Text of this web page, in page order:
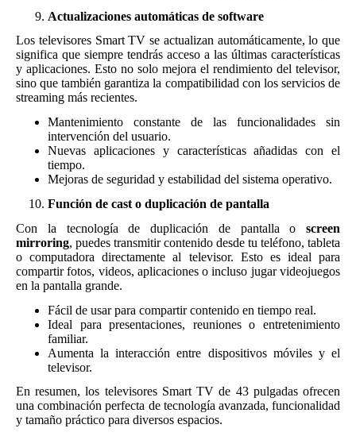
Actualizaciones automáticas de software
Los televisores Smart TV se actualizan automáticamente, lo que
significa que siempre tendrás acceso a las últimas características
y aplicaciones. Esto no solo mejora el rendimiento del televisor,
sino que también garantiza la compatibilidad con los servicios de
streaming más recientes.
Mantenimiento constante de las funcionalidades sin
intervención del usuario.
Nuevas aplicaciones y características añadidas con el
tiempo.
Mejoras de seguridad y estabilidad del sistema operativo.
Función de cast o duplicación de pantalla
Con la tecnología de duplicación de pantalla o screen
mirroring, puedes transmitir contenido desde tu teléfono, tableta
o computadora directamente al televisor. Esto es ideal para
compartir fotos, videos, aplicaciones o incluso jugar videojuegos
en la pantalla grande.
Fácil de usar para compartir contenido en tiempo real.
Ideal para presentaciones, reuniones o entretenimiento
familiar.
Aumenta la interacción entre dispositivos móviles y el
televisor.
En resumen, los televisores Smart TV de 43 pulgadas ofrecen
una combinación perfecta de tecnología avanzada, funcionalidad
y tamaño práctico para diversos espacios.